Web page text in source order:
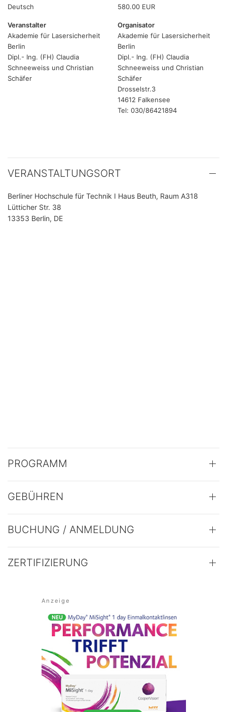
Deutsch
580.00 EUR
Veranstalter
Akademie für Lasersicherheit
Berlin
Dipl.- Ing. (FH) Claudia
Schneeweiss und Christian
Schäfer
Organisator
Akademie für Lasersicherheit
Berlin
Dipl.- Ing. (FH) Claudia
Schneeweiss und Christian
Schäfer
Drosselstr.3
14612 Falkensee
Tel: 030/86421894
VERANSTALTUNGSORT
Berliner Hochschule für Technik I Haus Beuth, Raum A318
Lütticher Str. 38
13353 Berlin, DE
PROGRAMM
GEBÜHREN
BUCHUNG / ANMELDUNG
ZERTIFIZIERUNG